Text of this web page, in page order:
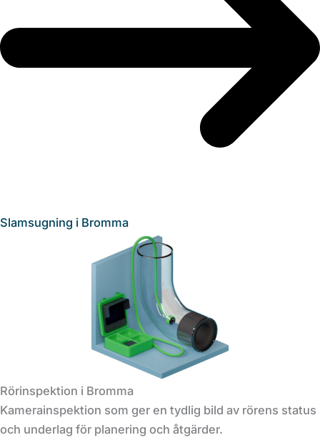
Slamsugning i Bromma
Rörinspektion i Bromma
Kamerainspektion som ger en tydlig bild av rörens status
och underlag för planering och åtgärder.